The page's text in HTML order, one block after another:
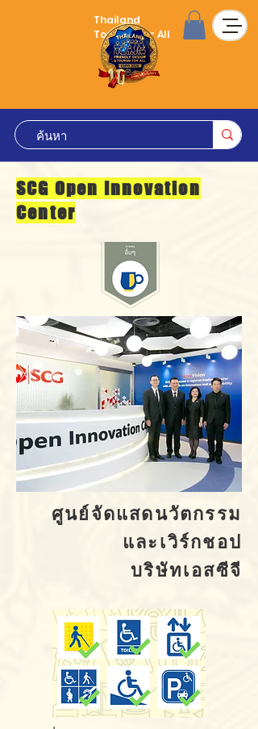
Thailand
Tourism for All
SCG Open Innovation
Center
ศูนย์จัดแสดนวัตกรรม
และเวิร์กชอป
บริษัทเอสซีจี